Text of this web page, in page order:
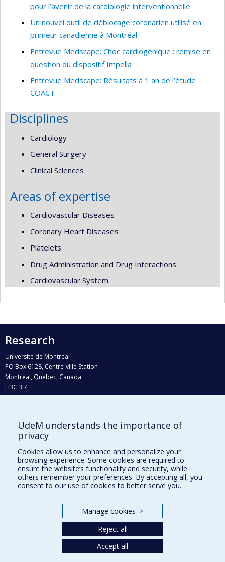
pour l’avenir de la cardiologie interventionnelle
Un nouvel outil de déblocage coronarien utilisé en
primeur canadienne à Montréal
Entrevue Medscape: Choc cardiogénique : remise en
question du dispositif Impella
Entrevue Medscape: Résultats à 1 an de l’étude
COACT
Disciplines
Cardiology
General Surgery
Clinical Sciences
Areas of expertise
Cardiovascular Diseases
Coronary Heart Diseases
Platelets
Drug Administration and Drug Interactions
Cardiovascular System
Research
Université de Montréal
PO Box 6128, Centre-ville Station
Montréal, Québec, Canada
H3C 3J7
Who does what?
Find us
Site map
Accessibility
UdeM understands the importance of
privacy
Cookies allow us to enhance and personalize your
browsing experience. Some cookies are required to
ensure the website’s functionality and security, while
others remember your preferences. By accepting all, you
consent to our use of cookies to better serve you.
Manage cookies >
Reject all
Accept all